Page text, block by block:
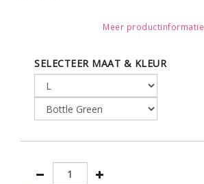
Meer productinformatie
SELECTEER MAAT & KLEUR